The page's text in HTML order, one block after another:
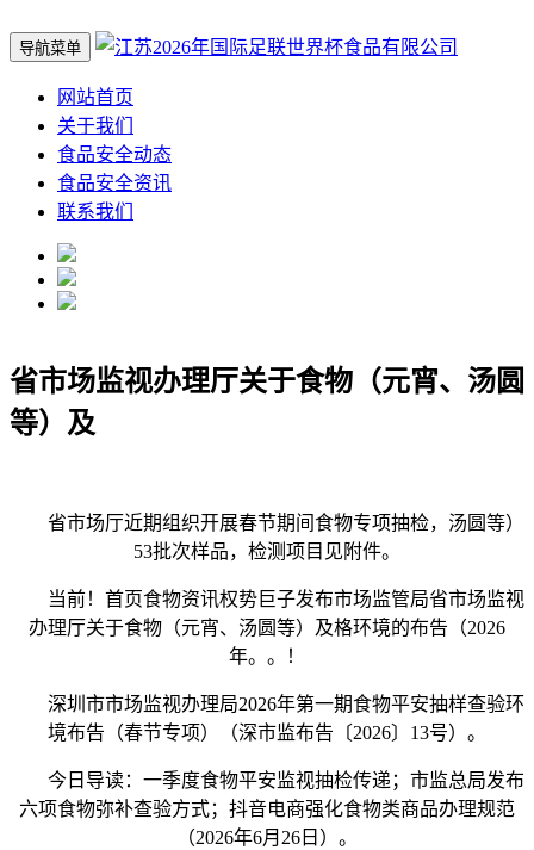
导航菜单
网站首页
关于我们
食品安全动态
食品安全资讯
联系我们
省市场监视办理厅关于食物（元宵、汤圆
等）及
省市场厅近期组织开展春节期间食物专项抽检，汤圆等）
53批次样品，检测项目见附件。
当前！首页食物资讯权势巨子发布市场监管局省市场监视
办理厅关于食物（元宵、汤圆等）及格环境的布告（2026
年。。！
深圳市市场监视办理局2026年第一期食物平安抽样查验环
境布告（春节专项）（深市监布告〔2026〕13号）。
今日导读：一季度食物平安监视抽检传递；市监总局发布
六项食物弥补查验方式；抖音电商强化食物类商品办理规范
（2026年6月26日）。